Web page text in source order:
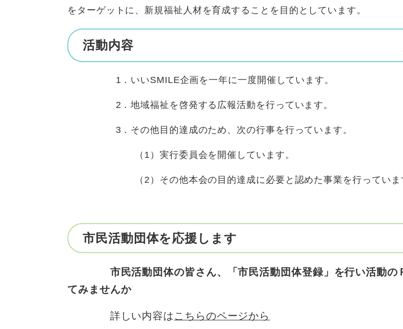
をターゲットに、新規福祉人材を育成することを目的としています。
活動内容
1．いいSMILE企画を一年に一度開催しています。
2．地域福祉を啓発する広報活動を行っています。
3．その他目的達成のため、次の行事を行っています。
（1）実行委員会を開催しています。
（2）その他本会の目的達成に必要と認めた事業を行っていま
市民活動団体を応援します
市民活動団体の皆さん、「市民活動団体登録」を行い活動の
てみませんか
詳しい内容は こちらのページから